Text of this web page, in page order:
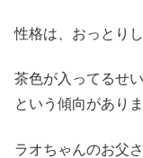
性格は、おっとり
茶色が入ってるせ
という傾向がありま
ラオちゃんのお父